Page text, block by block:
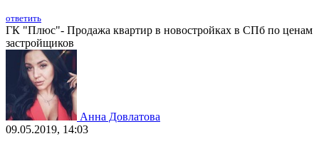
ответить
ГК "Плюс"- Продажа квартир в новостройках в СПб по ценам
застройщиков
Анна Довлатова
09.05.2019, 14:03